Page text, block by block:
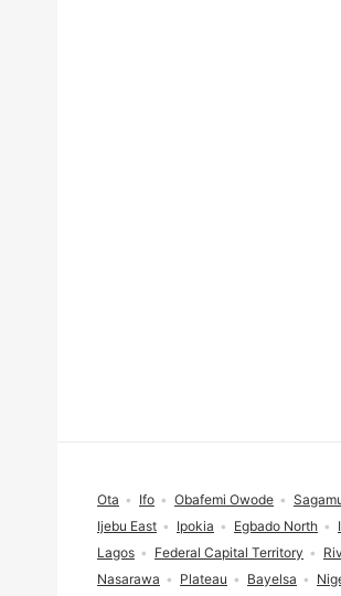
Lagos Federal Capital Territory
Nasarawa
Plateau Bayelsa
Ota Ifo Obafemi Owode
Ijebu East
Ipokia Egbado North